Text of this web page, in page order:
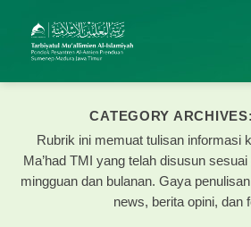
content
CATEGORY ARCHIVES:
Rubrik ini memuat tulisan informasi
Ma’had TMI yang telah disusun
mingguan dan bulanan. Gaya
news, berita opini, dan